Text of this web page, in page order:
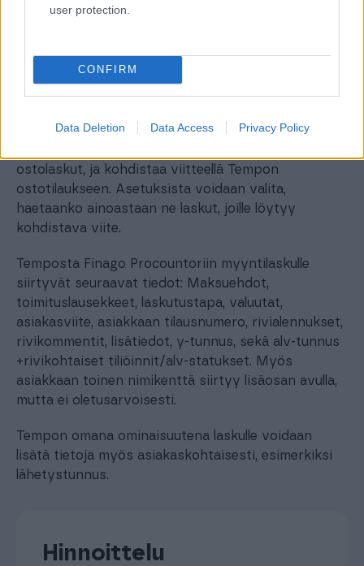
user protection.
CONFIRM
Data Deletion Data Access Privacy Policy
Myyntilaskut ja hyvityslaskut siirtyvät integraation
Siirtyviä tietoja ovat myös rivikohtaiset
tilitöinnit/alv-statukset. Asiakkaan takana olevista
oletusasetuksista voidaan valita myös myyntitili,
ostolaskut, ja kohdistaa viitteellä Tempon
ostotilaukseen. Asetuksista voidaan valita,
haetaanko ainoastaan ne laskut, joille löytyy
kohdistava viite.
Temposta Finago Procountoriin myyntilaskulle
siirtyvät seuraavat tiedot: Maksuehdot,
toimituslausekkeet, laskutustapa, valuutat,
asiakasviite, asiakkaan tilausnumero, rivialennukset,
rivikommentit, lisätiedot, y-tunnus, sekä alv-tunnus
+rivikohtaiset tiliöinnit/alv-statukset. Myös
asiakkaan toinen nimikenttä siirtyy lisäosan avulla,
mutta ei oletusarvoisesti.
Tempon omana ominaisuutena laskulle voidaan
lisätä tietoja myös asiakaskohtaisesti, esimerkiksi
lähetystunnus.
Hinnoittelu